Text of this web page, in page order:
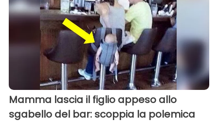
Mamma lascia il figlio appeso allo
sgabello del bar: scoppia la polemica